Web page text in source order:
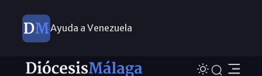
Ayuda a Venezuela